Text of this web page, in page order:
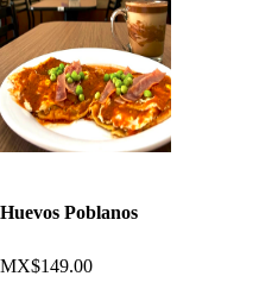
Huevos Poblanos
MX$149.00